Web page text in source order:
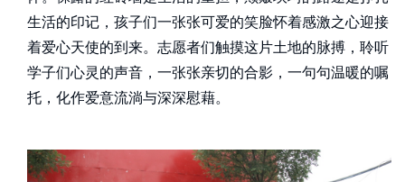
生活的印记，孩子们一张张可爱的笑脸怀着感激之心迎接
着爱心天使的到来。志愿者们触摸这片土地的脉搏，聆听
学子们心灵的声音，一张张亲切的合影，一句句温暖的嘱
托，化作爱意流淌与深深慰藉。